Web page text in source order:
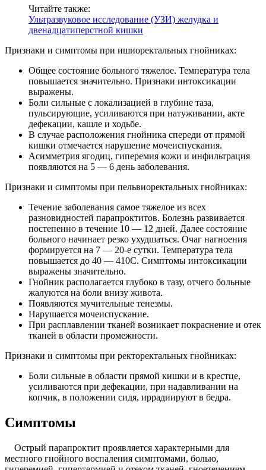
Читайте также:
Ультразвуковое исследование (УЗИ) желудка и
двенадцатиперстной кишки
Признаки и симптомы при ишиоректальных гнойниках:
Общее состояние больного тяжелое. Температура тела
повышается значительно. Признаки интоксикации
выражены.
Боли сильные с локализацией в глубине таза,
пульсирующие, усиливаются при натуживании, акте
дефекации, кашле и ходьбе.
В случае расположения гнойника спереди от прямой
кишки отмечается нарушение мочеиспускания.
Асимметрия ягодиц, гиперемия кожи и инфильтрация
появляются на 5 — 6 день заболевания.
Признаки и симптомы при пельвиоректальных гнойниках:
Течение заболевания самое тяжелое из всех
разновидностей парапроктитов. Болезнь развивается
постепенно в течение 10 — 12 дней. Далее состояние
больного начинает резко ухудшаться. Очаг нагноения
формируется на 7 — 20-е сутки. Температура тела
повышается до 40 — 410С. Симптомы интоксикации
выражены значительно.
Гнойник располагается глубоко в тазу, отчего больные
жалуются на боли внизу живота.
Появляются мучительные тенезмы.
Нарушается мочеиспускание.
При расплавлении тканей возникает покраснение и отек
тканей в области промежности.
Признаки и симптомы при ректоректальных гнойниках:
Боли сильные в области прямой кишки и в крестце,
усиливаются при дефекации, при надавливании на
копчик, в положении сидя, иррадиируют в бедра.
Симптомы
Острый парапроктит проявляется характерными для
местного гнойного воспаления симптомами, болью,